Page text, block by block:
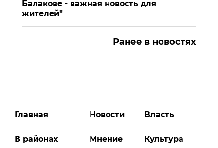
Балакове - важная новость для
жителей"
Ранее в новостях
Главная
В районах
Новости
Мнение
Власть
Культура